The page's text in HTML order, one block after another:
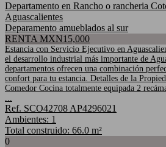
Departamento en Rancho o rancheria
Aguascalientes
Deparamento amueblados al sur
RENTA MXN15,000
Estancia con Servicio Ejecutivo en
el desarrollo industrial más importante de
departamentos ofrecen una combinación
confort para tu estancia. Detalles de la
Comedor Cocina totalmente equipada 2
...
Ref. SCO42708 AP4296021
Ambientes: 1
Total construido: 66.0 m²
0